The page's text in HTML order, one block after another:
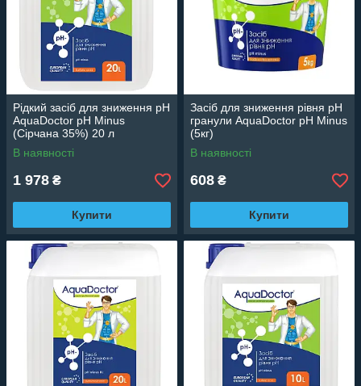
Рідкий засіб для зниження рН
AquaDoctor pH Minus
(Сірчана 35%) 20 л
В наявності
1 978 ₴
Купити
Засіб для зниження рівня pH
гранули AquaDoctor pH Minus
(5кг)
В наявності
608 ₴
Купити